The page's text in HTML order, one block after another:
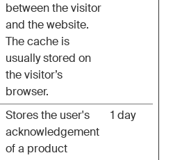
between the visitor
and the website.
The cache is
usually stored on
the visitor’s
browser.
Stores the user's
acknowledgement
of a product
1 day